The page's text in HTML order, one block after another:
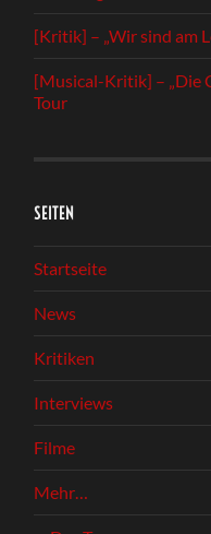
[Kritik] – „Wir sind am
[Musical-Kritik] – „Die
Tour
SEITEN
Startseite
News
Kritiken
Interviews
Filme
Mehr…